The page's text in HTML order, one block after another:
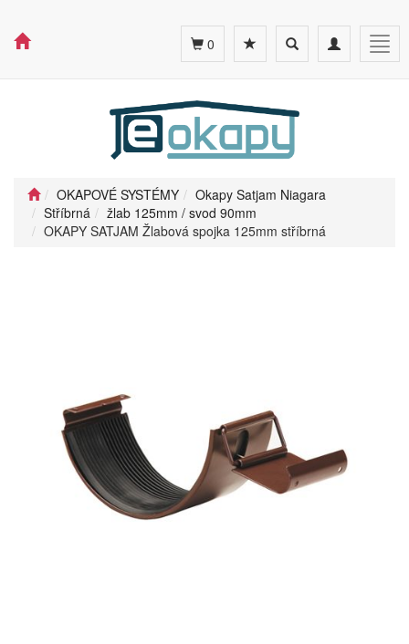
Toggle
navigation
Toggle
search
0
OKAPOVÉ SYSTÉMY
Okapy Satjam Niagara
Stříbrná
žlab 125mm / svod 90mm
OKAPY SATJAM Žlabová spojka 125mm stříbrná